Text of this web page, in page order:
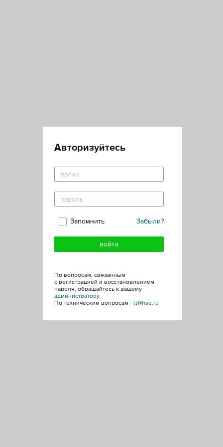
Авторизуйтесь
Забыли?
Запомнить
По вопросам, связанным
с регистрацией и восстановлением
пароля, обращайтесь к вашему
администратору.
По техническим вопросам - tt@hse.ru